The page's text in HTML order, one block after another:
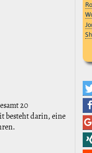
20
besteht darin, eine